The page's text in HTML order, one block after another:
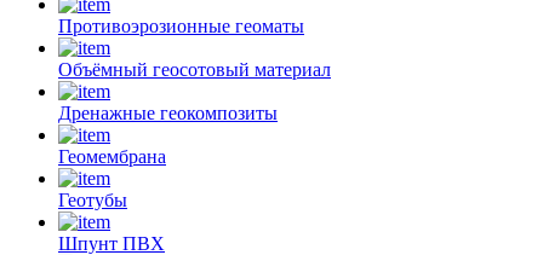
Противоэрозионные геоматы
Объёмный геосотовый материал
Дренажные геокомпозиты
Геомембрана
Геотубы
Шпунт ПВХ